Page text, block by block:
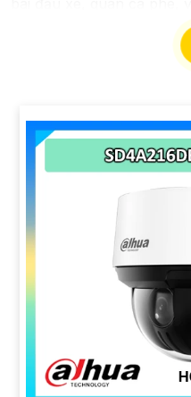
sát và bảo vệ tài sản một